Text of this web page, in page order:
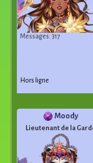
Messages: 317
Hors ligne
Moody
Lieutenant de la